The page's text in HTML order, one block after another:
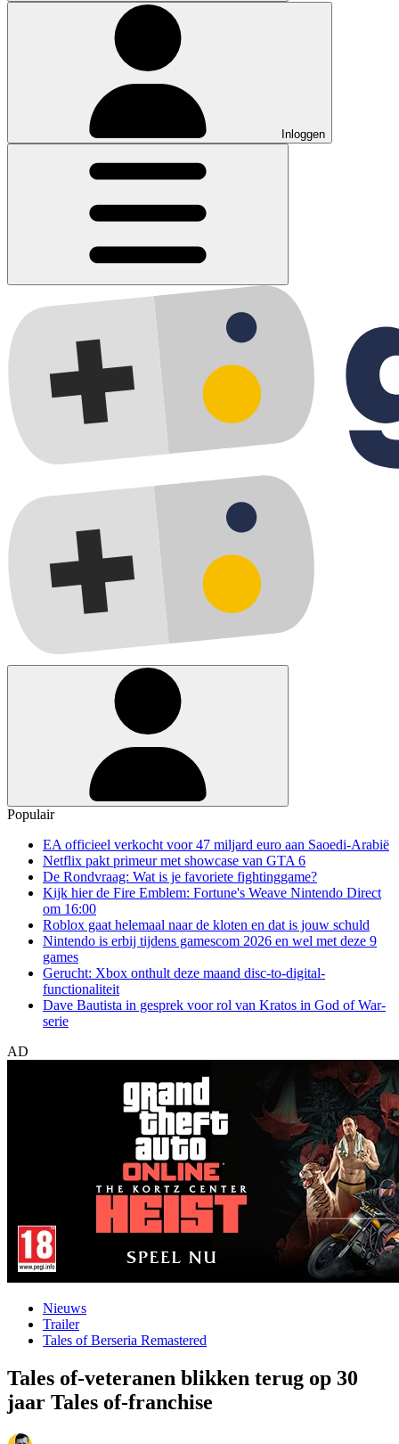
Inloggen
Populair
EA officieel verkocht voor 47 miljard euro aan Saoedi-Arabië
Netflix pakt primeur met showcase van GTA 6
De Rondvraag: Wat is je favoriete fightinggame?
Kijk hier de Fire Emblem: Fortune's Weave Nintendo Direct
om 16:00
Roblox gaat helemaal naar de kloten en dat is jouw schuld
Nintendo is erbij tijdens gamescom 2026 en wel met deze 9
games
Gerucht: Xbox onthult deze maand disc-to-digital-
functionaliteit
Dave Bautista in gesprek voor rol van Kratos in God of War-
serie
AD
Nieuws
Trailer
Tales of Berseria Remastered
Tales of-veteranen blikken terug op 30
jaar Tales of-franchise